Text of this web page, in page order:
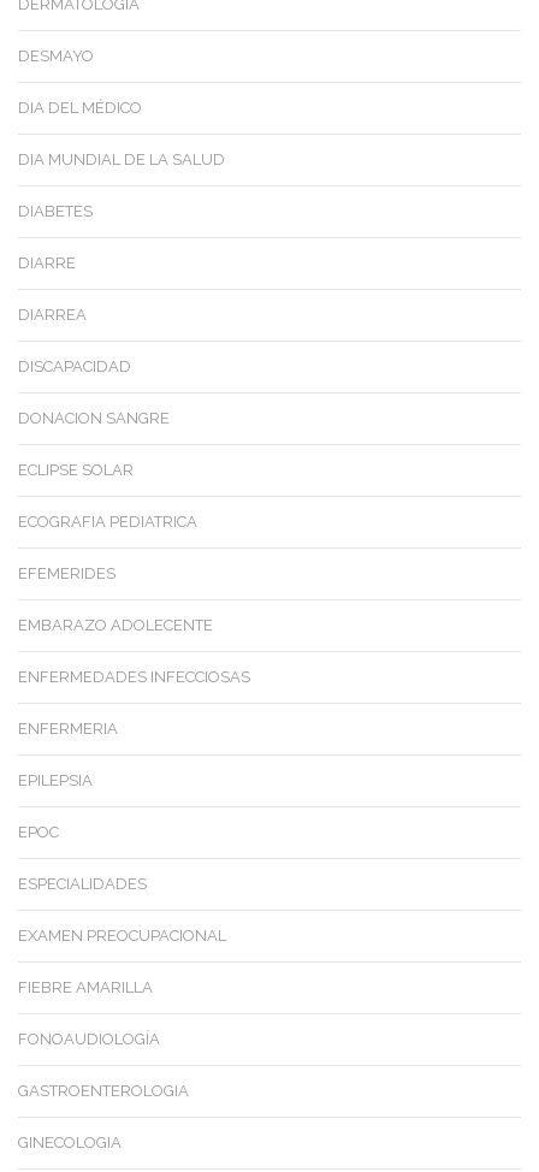
DERMATOLOGIA
DESMAYO
DIA DEL MÉDICO
DIA MUNDIAL DE LA SALUD
DIABETES
DIARRE
DIARREA
DISCAPACIDAD
DONACION SANGRE
ECLIPSE SOLAR
ECOGRAFIA PEDIATRICA
EFEMERIDES
EMBARAZO ADOLECENTE
ENFERMEDADES INFECCIOSAS
ENFERMERIA
EPILEPSIA
EPOC
ESPECIALIDADES
EXAMEN PREOCUPACIONAL
FIEBRE AMARILLA
FONOAUDIOLOGÍA
GASTROENTEROLOGIA
GINECOLOGIA